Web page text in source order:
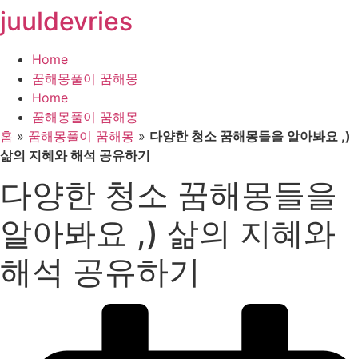
콘
텐
뛰
기
juuldevries
Home
꿈해몽풀이 꿈해몽
Home
꿈해몽풀이 꿈해몽
홈 » 꿈해몽풀이 꿈해몽 » 다양한 청소 꿈해몽들을 알아봐요 ,)
삶의 지혜와 해석 공유하기
다양한 청소 꿈해몽들을
알아봐요 ,) 삶의 지혜와
해석 공유하기